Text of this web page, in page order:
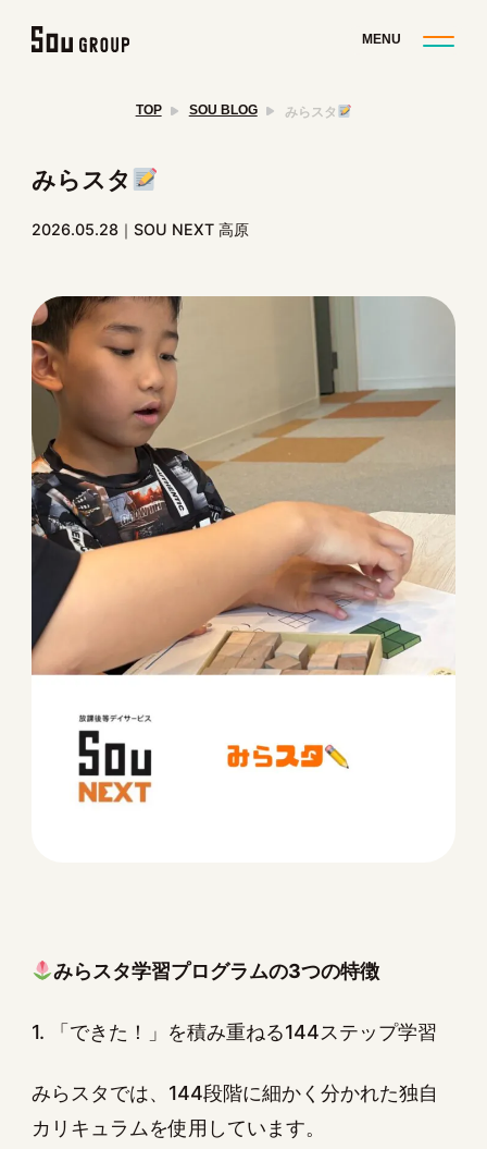
TOP SOU BLOG みらスタ
みらスタ
2026.05.28 SOU NEXT 高原
みらスタ学習プログラムの3つの特徴
1. 「できた！」を積み重ねる144ステップ学習
みらスタでは、144段階に細かく分かれた独自
カリキュラムを使用しています。